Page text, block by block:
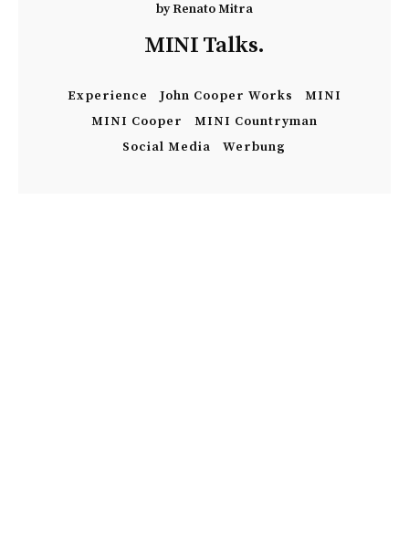
byRenato Mitra
MINI Talks.
Experience John Cooper Works
MINI
MINI Cooper
MINI Countryman
Social Media
Werbung